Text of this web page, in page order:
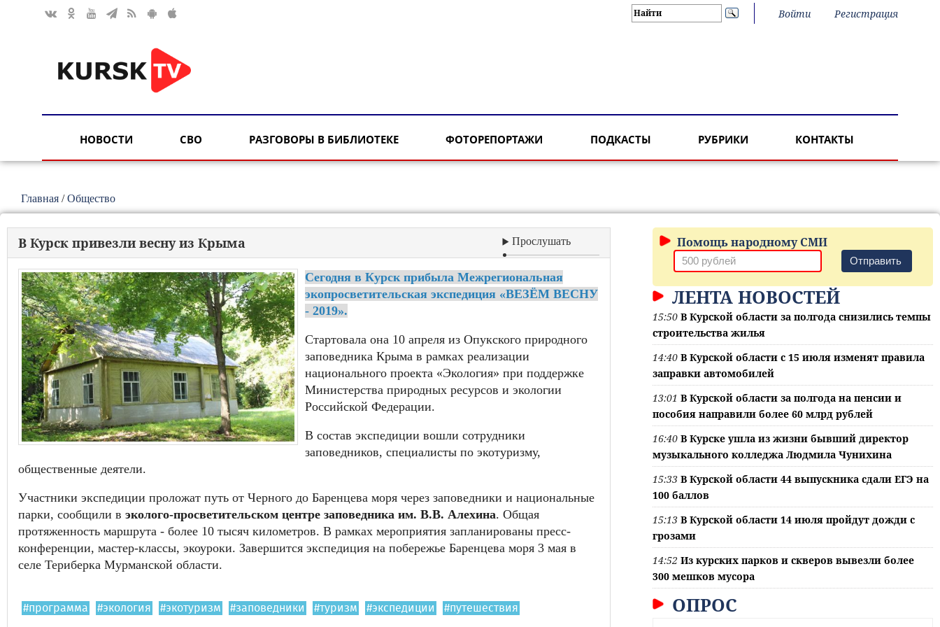
Войти Регистрация
НОВОСТИ СВО РАЗГОВОРЫ В БИБЛИОТЕКЕ ФОТОРЕПОРТАЖИ ПОДКАСТЫ РУБРИКИ КОНТАКТЫ
Главная /Общество
Прослушать
В Курск привезли весну из Крыма
Сегодня в Курск прибыла Межрегиональная
экопросветительская экспедиция «ВЕЗЁМ ВЕСНУ
- 2019».
Стартовала она 10 апреля из Опукского природного
заповедника Крыма в рамках реализации
национального проекта «Экология» при поддержке
Министерства природных ресурсов и экологии
Российской Федерации.
В состав экспедиции вошли сотрудники
заповедников, специалисты по экотуризму,
общественные деятели.
Участники экспедиции проложат путь от Черного до Баренцева моря через заповедники и национальные
парки, сообщили в эколого-просветительском центре заповедника им. В.В. Алехина. Общая
протяженность маршрута - более 10 тысяч километров. В рамках мероприятия запланированы пресс-
конференции, мастер-классы, экоуроки. Завершится экспедиция на побережье Баренцева моря 3 мая в
селе Териберка Мурманской области.
#программа #экология #экотуризм #заповедники #туризм #экспедиции #путешествия
Помощь народному СМИ
Отправить
ЛЕНТА НОВОСТЕЙ
15:50 В Курской области за полгода снизились темпы
строительства жилья
14:40 В Курской области с 15 июля изменят правила
заправки автомобилей
13:01 В Курской области за полгода на пенсии и
пособия направили более 60 млрд рублей
16:40 В Курске ушла из жизни бывший директор
музыкального колледжа Людмила Чунихина
15:33 В Курской области 44 выпускника сдали ЕГЭ на
100 баллов
15:13 В Курской области 14 июля пройдут дожди с
грозами
14:52 Из курских парков и скверов вывезли более
300 мешков мусора
ОПРОС